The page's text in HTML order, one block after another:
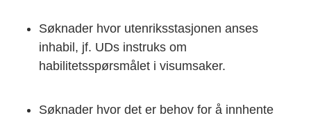
Søknader hvor utenriksstasjonen anses
inhabil, jf. UDs instruks om
habilitetsspørsmålet i visumsaker.
Søknader hvor det er behov for å innhente